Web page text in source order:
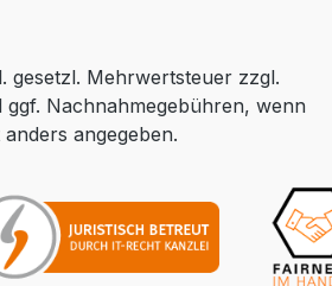
gesetzl. Mehrwertsteuer zzgl.
Nachnahmegebühren, wenn
anders angegeben.